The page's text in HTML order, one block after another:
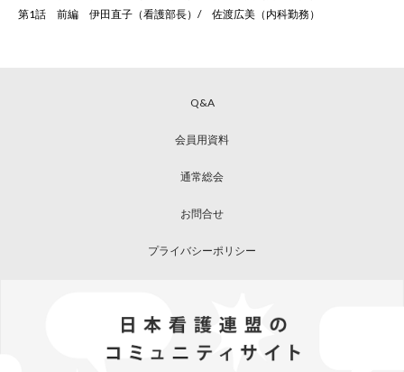
第1話 前編 伊田直子（看護部長）/ 佐渡広美（内科勤務）
Q&A
会員用資料
通常総会
お問合せ
プライバシーポリシー